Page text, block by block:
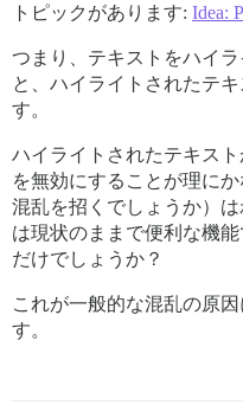
トピックがあります: Idea:
つまり、テキストをハイ
と、ハイライトされたテ
す。
ハイライトされたテキス
を無効にすることが理に
混乱を招くでしょうか）
は現状のままで便利な機
だけでしょうか？
これが一般的な混乱の原
す。